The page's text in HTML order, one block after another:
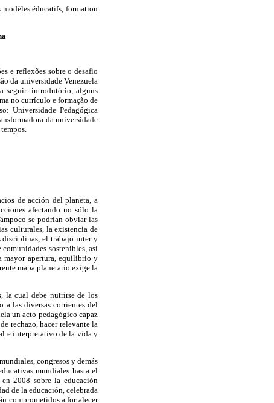
modèles éducatifs, formation
e reflexões sobre o desafio
da universidade Venezuela
seguir: introdutório, alguns
no currículo e formação de
Universidade Pedagógica
da universidade
de acción del planeta, a
afectando no sólo la
se podrían obviar las
culturales, la existencia de
disciplinas, el trabajo inter y
sostenibles, así
mayor apertura, equilibrio y
mapa planetario exige la
la cual debe nutrirse de los
a las diversas corrientes del
un acto pedagógico capaz
rechazo, hacer relevante la
e interpretativo de la vida y
congresos y demás
mundiales hasta el
2008 sobre la educación
de la educación, celebrada
comprometidos a fortalecer